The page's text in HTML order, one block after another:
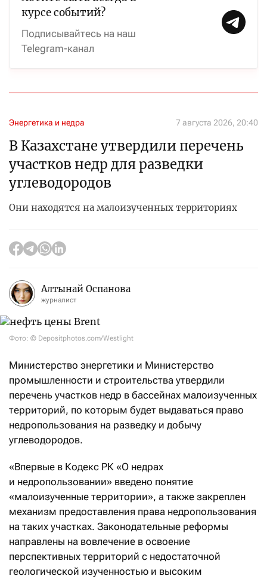
курсе событий?
Подписывайтесь на наш
Telegram-канал
Энергетика и недра 7 августа 2026, 20:40
В Казахстане утвердили перечень
участков недр для разведки
углеводородов
Они находятся на малоизученных территориях
Алтынай Оспанова
журналист
Фото: © Depositphotos.com/Westlight
Министерство энергетики и Министерство
промышленности и строительства утвердили
перечень участков недр в бассейнах малоизученных
территорий, по которым будет выдаваться право
недропользования на разведку и добычу
углеводородов.
«Впервые в Кодекс РК «О недрах
и недропользовании» введено понятие
«малоизученные территории», а также закреплен
механизм предоставления права недропользования
на таких участках. Законодательные реформы
направлены на вовлечение в освоение
перспективных территорий с недостаточной
геологической изученностью и высоким